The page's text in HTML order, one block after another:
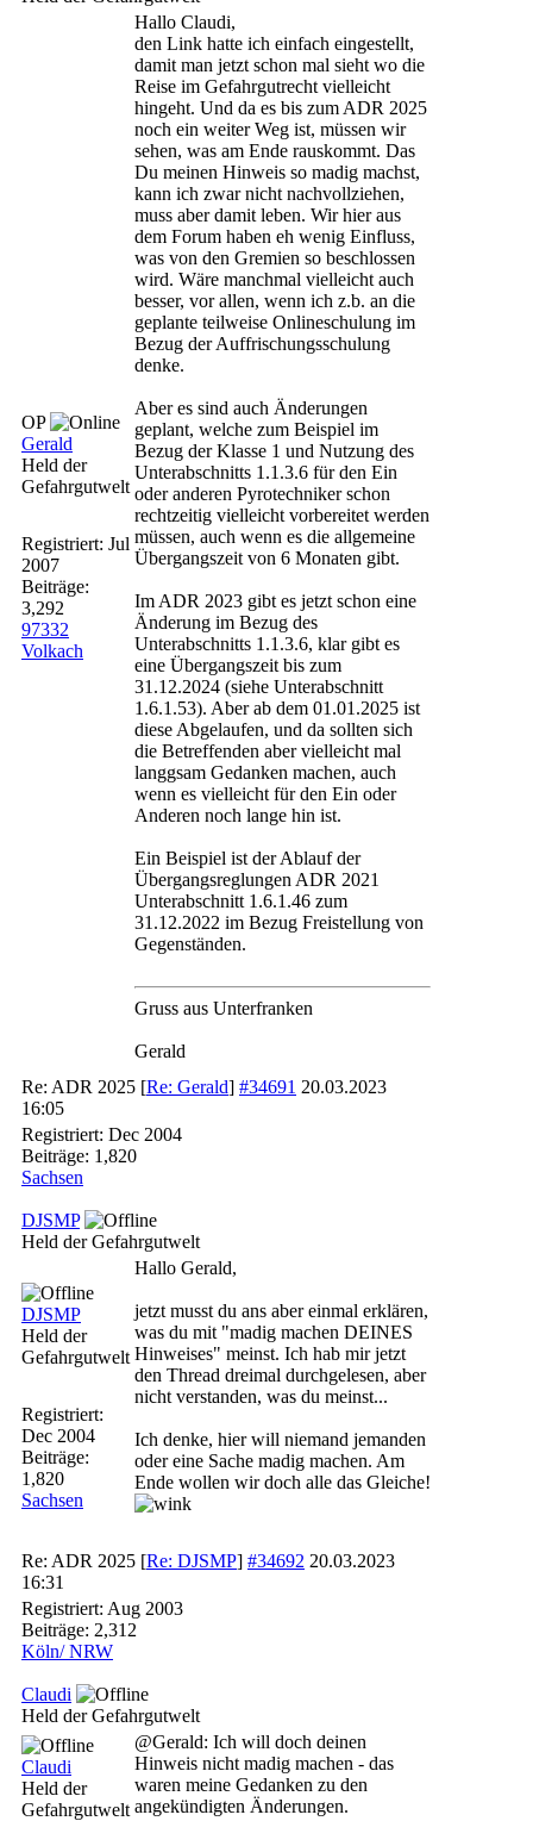
OP
Gerald
Held der
Gefahrgutwelt
Registriert: Jul
2007
Beiträge:
3,292
97332
Volkach
Hallo Claudi,
den Link hatte ich einfach eingestellt,
damit man jetzt schon mal sieht wo die
Reise im Gefahrgutrecht vielleicht
hingeht. Und da es bis zum ADR 2025
noch ein weiter Weg ist, müssen wir
sehen, was am Ende rauskommt. Das
Du meinen Hinweis so madig machst,
kann ich zwar nicht nachvollziehen,
muss aber damit leben. Wir hier aus
dem Forum haben eh wenig Einfluss,
was von den Gremien so beschlossen
wird. Wäre manchmal vielleicht auch
besser, vor allen, wenn ich z.b. an die
geplante teilweise Onlineschulung im
Bezug der Auffrischungsschulung
denke.
Aber es sind auch Änderungen
geplant, welche zum Beispiel im
Bezug der Klasse 1 und Nutzung des
Unterabschnitts 1.1.3.6 für den Ein
oder anderen Pyrotechniker schon
rechtzeitig vielleicht vorbereitet werden
müssen, auch wenn es die allgemeine
Übergangszeit von 6 Monaten gibt.
Im ADR 2023 gibt es jetzt schon eine
Änderung im Bezug des
Unterabschnitts 1.1.3.6, klar gibt es
eine Übergangszeit bis zum
31.12.2024 (siehe Unterabschnitt
1.6.1.53). Aber ab dem 01.01.2025 ist
diese Abgelaufen, und da sollten sich
die Betreffenden aber vielleicht mal
langgsam Gedanken machen, auch
wenn es vielleicht für den Ein oder
Anderen noch lange hin ist.
Ein Beispiel ist der Ablauf der
Übergangsreglungen ADR 2021
Unterabschnitt 1.6.1.46 zum
31.12.2022 im Bezug Freistellung von
Gegenständen.
Gruss aus Unterfranken
Gerald
Re: ADR 2025 [Re: Gerald] #34691 20.03.2023
16:05
Registriert: Dec 2004
Beiträge: 1,820
Sachsen
DJSMP
Held der Gefahrgutwelt
DJSMP
Held der
Gefahrgutwelt
Registriert:
Dec 2004
Beiträge:
1,820
Sachsen
Hallo Gerald,
jetzt musst du ans aber einmal erklären,
was du mit "madig machen DEINES
Hinweises" meinst. Ich hab mir jetzt
den Thread dreimal durchgelesen, aber
nicht verstanden, was du meinst...
Ich denke, hier will niemand jemanden
oder eine Sache madig machen. Am
Ende wollen wir doch alle das Gleiche!
Re: ADR 2025 [Re: DJSMP] #34692 20.03.2023
16:31
Registriert: Aug 2003
Beiträge: 2,312
Köln/ NRW
Claudi
Held der Gefahrgutwelt
Claudi
Held der
Gefahrgutwelt
@Gerald: Ich will doch deinen
Hinweis nicht madig machen - das
waren meine Gedanken zu den
angekündigten Änderungen.